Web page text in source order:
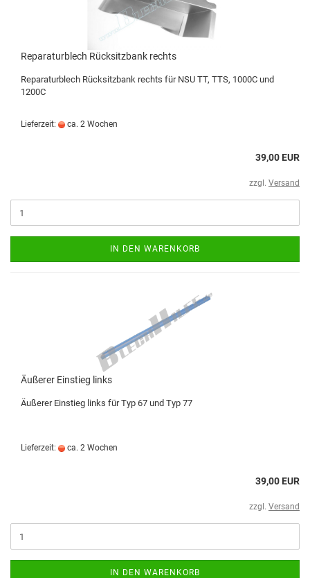
Reparaturblech Rücksitzbank rechts
Reparaturblech Rücksitzbank rechts für NSU TT, TTS, 1000C und
1200C
Lieferzeit: ca. 2 Wochen
39,00 EUR
zzgl. Versand
IN DEN WARENKORB
Äußerer Einstieg links
Äußerer Einstieg links für Typ 67 und Typ 77
Lieferzeit: ca. 2 Wochen
39,00 EUR
zzgl. Versand
IN DEN WARENKORB